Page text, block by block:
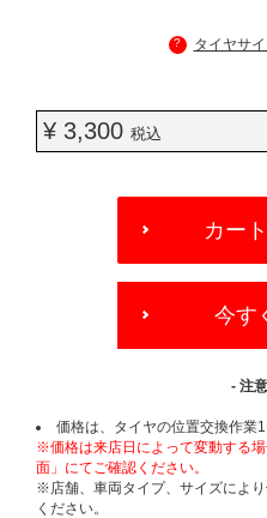
? タイヤサ
¥ 3,300 税込
OPTIONS
カー
今す
- 注
価格は、タイヤの位置交換作業1
※価格は来店日によって変動する
面」にてご確認ください。
※店舗、車両タイプ、サイズによ
ください。